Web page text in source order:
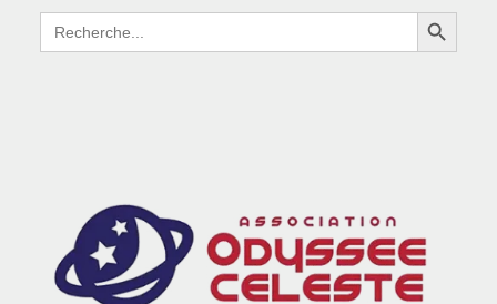
Search
for:
Search Button